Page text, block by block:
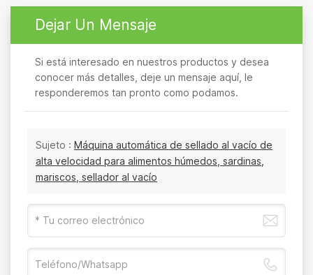
Dejar Un Mensaje
Si está interesado en nuestros productos y desea
conocer más detalles, deje un mensaje aquí, le
responderemos tan pronto como podamos.
Sujeto : Máquina automática de sellado al vacío de
alta velocidad para alimentos húmedos, sardinas,
mariscos, sellador al vacío